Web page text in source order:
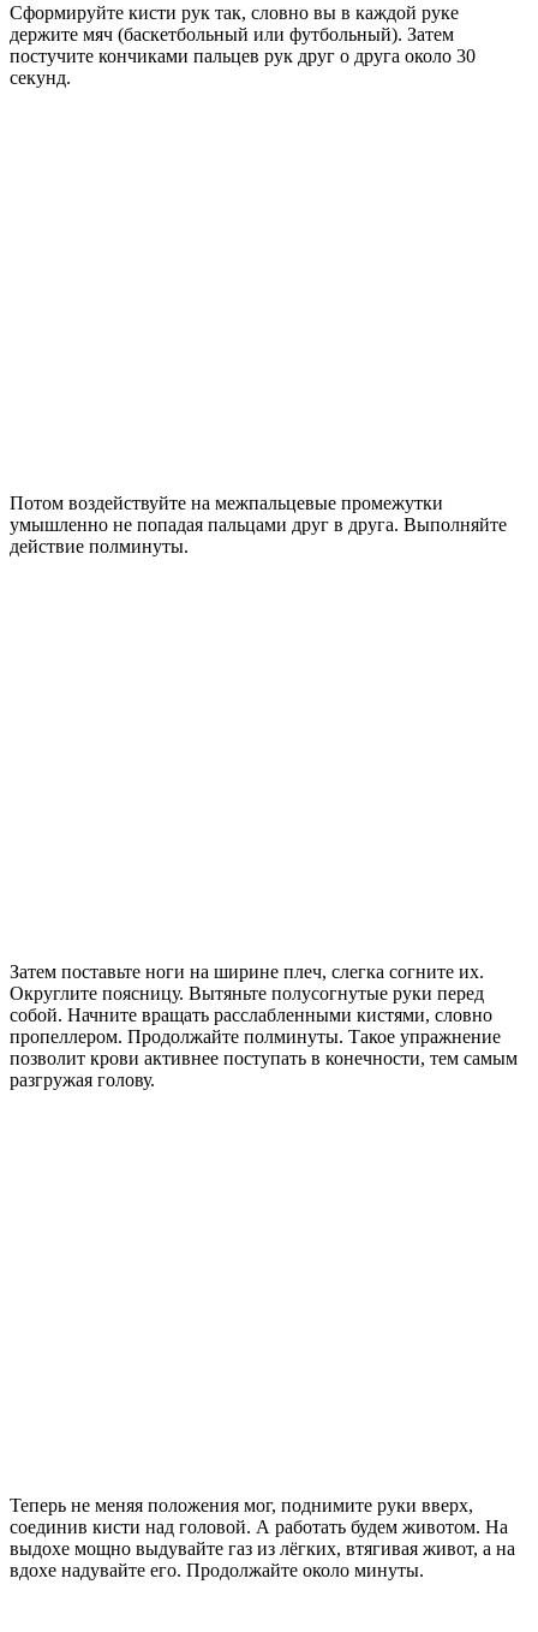
Сформируйте кисти рук так, словно вы в каждой руке
держите мяч (баскетбольный или футбольный). Затем
постучите кончиками пальцев рук друг о друга около 30
секунд.
Потом воздействуйте на межпальцевые промежутки
умышленно не попадая пальцами друг в друга. Выполняйте
действие полминуты.
Затем поставьте ноги на ширине плеч, слегка согните их.
Округлите поясницу. Вытяньте полусогнутые руки перед
собой. Начните вращать расслабленными кистями, словно
пропеллером. Продолжайте полминуты. Такое упражнение
позволит крови активнее поступать в конечности, тем самым
разгружая голову.
Теперь не меняя положения мог, поднимите руки вверх,
соединив кисти над головой. А работать будем животом. На
выдохе мощно выдувайте газ из лёгких, втягивая живот, а на
вдохе надувайте его. Продолжайте около минуты.